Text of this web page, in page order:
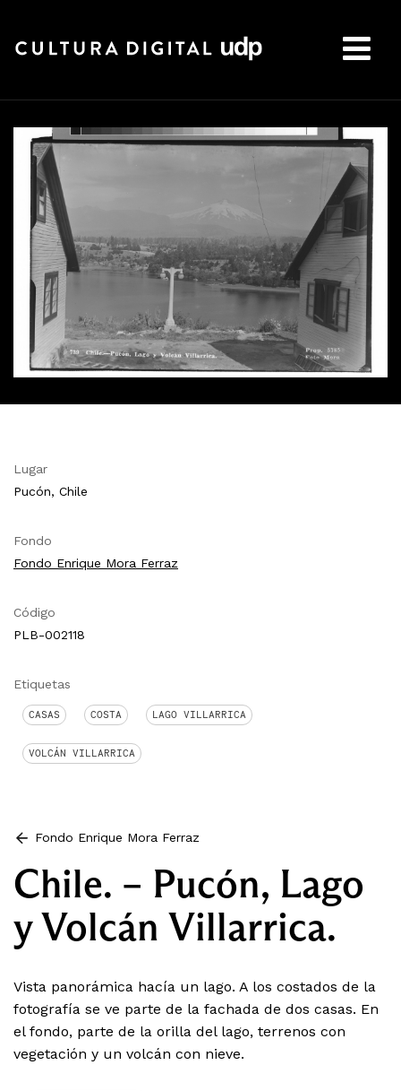
Lugar
Pucón, Chile
Fondo
Fondo Enrique Mora Ferraz
Código
PLB-002118
Etiquetas
CASAS COSTA LAGO VILLARRICA
VOLCÁN VILLARRICA
Fondo Enrique Mora Ferraz
Chile. – Pucón, Lago
y Volcán Villarrica.
Vista panorámica hacía un lago. A los costados de la
fotografía se ve parte de la fachada de dos casas. En
el fondo, parte de la orilla del lago, terrenos con
vegetación y un volcán con nieve.